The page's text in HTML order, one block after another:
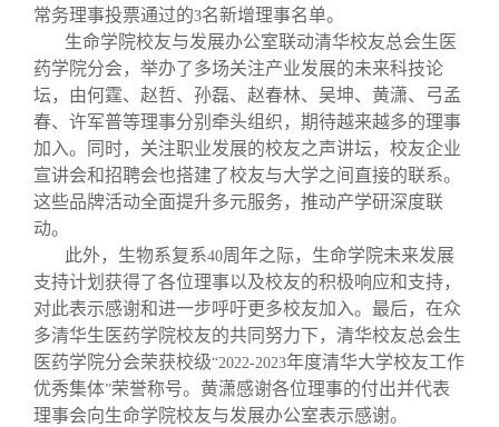
常务理事投票通过的3名新增理事名单。
生命学院校友与发展办公室联动清华校友总会生医
药学院分会，举办了多场关注产业发展的未来科技论
坛，由何霆、赵哲、孙磊、赵春林、吴坤、黄潇、弓孟
春、许军普等理事分别牵头组织，期待越来越多的理事
加入。同时，关注职业发展的校友之声讲坛，校友企业
宣讲会和招聘会也搭建了校友与大学之间直接的联系。
这些品牌活动全面提升多元服务，推动产学研深度联
动。
此外，生物系复系40周年之际，生命学院未来发展
支持计划获得了各位理事以及校友的积极响应和支持，
对此表示感谢和进一步呼吁更多校友加入。最后，在众
多清华生医药学院校友的共同努力下，清华校友总会生
医药学院分会荣获校级“2022-2023年度清华大学校友工作
优秀集体”荣誉称号。黄潇感谢各位理事的付出并代表
理事会向生命学院校友与发展办公室表示感谢。